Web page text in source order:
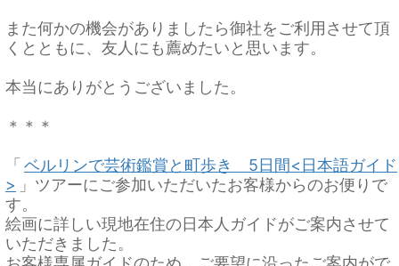
また何かの機会がありましたら御社をご利用させて頂
くとともに、友人にも薦めたいと思います。
本当にありがとうございました。
＊＊＊
「 ベルリンで芸術鑑賞と町歩き 5日間<日本語ガイド
> 」ツアーにご参加いただいたお客様からのお便りで
す。
絵画に詳しい現地在住の日本人ガイドがご案内させて
いただきました。